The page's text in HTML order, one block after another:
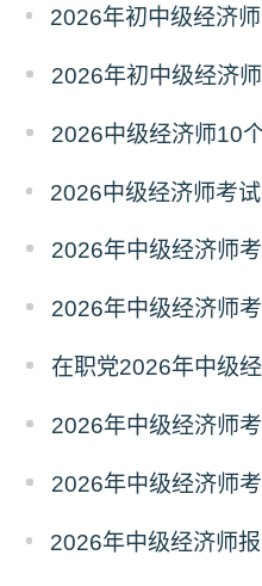
2026年中级经济师
2026年中级经济师